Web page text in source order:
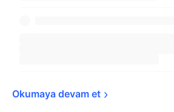
Okumaya devam et